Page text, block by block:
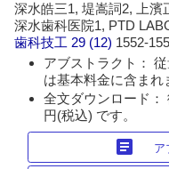
深水皓三1, 堤嵩詞2, 上濱
深水歯科医院1, PTD
歯科技工 29 (12) 1552-
アブストラクト：
は基本料金に含まれ
全文ダウンロード：
円(税込) です。
article ア